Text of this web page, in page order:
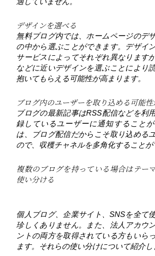
デザインを選べる
無料ブログ内では、ホームページのデ
の中から選ぶことができます。デザイ
サービスによってそれぞれ異なります
などに近いデザインを選ぶことにより
抱いてもらえる可能性が高まります。
ブログ内のユーザーを取り込める可能性
ブログの最新記事はRSS配信などを利
録しているユーザーに通知すること
は、ブログ配信だからこそ取り込める
ので、収穫チャネルを多角化することが
複数のブログを持っている場合はテー
使い分ける
個人ブログ、企業サイト、SNSを全て
珍しくありません。また、法人アカウ
ントの両方を取得されている方もいら
ます。それらの使い分けについて紹介し